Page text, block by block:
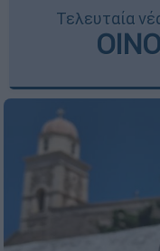
Τελευταία